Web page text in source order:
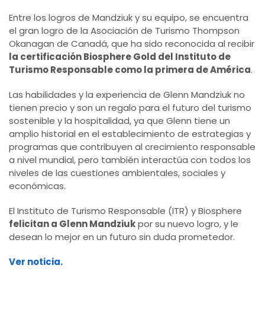
Entre los logros de Mandziuk y su equipo, se encuentra
el gran logro de la Asociación de Turismo Thompson
Okanagan de Canadá, que ha sido reconocida al recibir
la certificación Biosphere Gold del Instituto de
Turismo Responsable como la primera de América.
Las habilidades y la experiencia de Glenn Mandziuk no
tienen precio y son un regalo para el futuro del turismo
sostenible y la hospitalidad, ya que Glenn tiene un
amplio historial en el establecimiento de estrategias y
programas que contribuyen al crecimiento responsable
a nivel mundial, pero también interactúa con todos los
niveles de las cuestiones ambientales, sociales y
económicas.
El Instituto de Turismo Responsable (ITR) y Biosphere
felicitan a Glenn Mandziukpor su nuevo logro, y le
desean lo mejor en un futuro sin duda prometedor.
Ver noticia.